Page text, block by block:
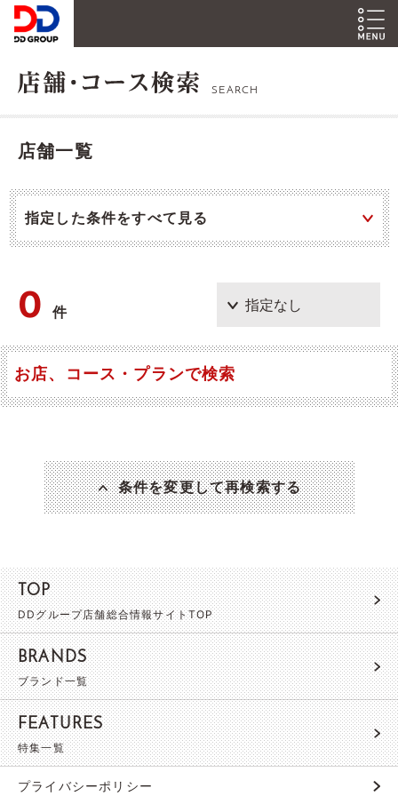
SEARCH
店舗一覧
指定した条件をすべて見る
0件
お店、コース・プランで検索
条件を変更して再検索する
TOP
DDグループ店舗総合情報サイトTOP
BRANDS
ブランド一覧
FEATURES
特集一覧
プライバシーポリシー